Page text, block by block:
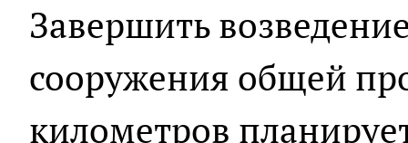
Завершить
сооружения общей
километров